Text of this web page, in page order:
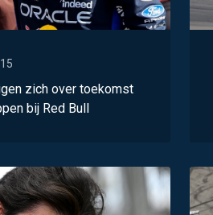
zich over toekomst
bij Red Bull